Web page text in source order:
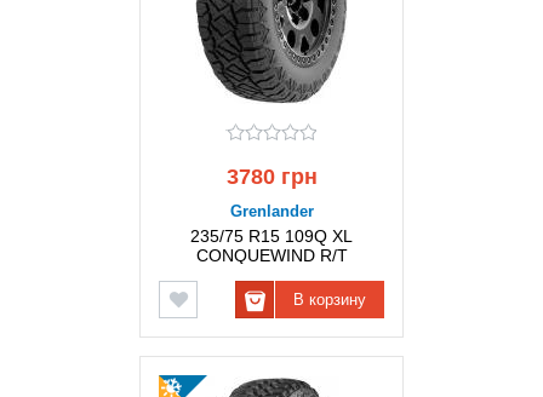
3780 грн
Grenlander
235/75 R15 109Q XL
CONQUEWIND R/T
В корзину